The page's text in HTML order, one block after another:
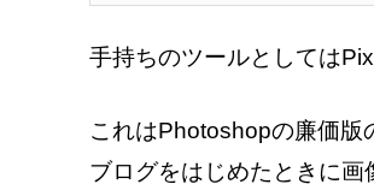
手持ちのツールとしては
これはPhotoshopの廉価版
ブログをはじめたときに画